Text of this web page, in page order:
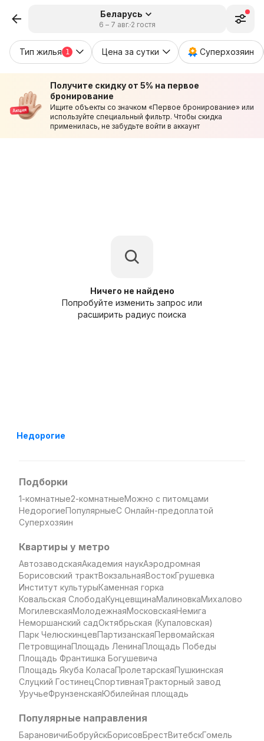
Беларусь
6 – 7 авг. 2 гостя
Тип жилья 1 Цена за сутки Суперхозяин
Получите скидку от 5% на первое
бронирование
Ищите объекты со значком «Первое бронирование» или
используйте специальный фильтр. Чтобы скидка
применилась, не забудьте войти в аккаунт
Ничего не найдено
Попробуйте изменить запрос или
расширить радиус поиска
Недорогие
Подборки
1-комнатные2-комнатныеМожно с питомцами
НедорогиеПопулярныеС Онлайн-предоплатой
Суперхозяин
Квартиры у метро
АвтозаводскаяАкадемия наукАэродромная
Борисовский трактВокзальнаяВостокГрушевка
Институт культурыКаменная горка
Ковальская СлободаКунцевщинаМалиновкаМихалово
МогилевскаяМолодежнаяМосковскаяНемига
Неморшанский садОктябрьская (Купаловская)
Парк ЧелюскинцевПартизанскаяПервомайская
ПетровщинаПлощадь ЛенинаПлощадь Победы
Площадь Франтишка Богушевича
Площадь Якуба КоласаПролетарскаяПушкинская
Слуцкий ГостинецСпортивнаяТракторный завод
УручьеФрунзенскаяЮбилейная площадь
Популярные направления
БарановичиБобруйскБорисовБрестВитебскГомель